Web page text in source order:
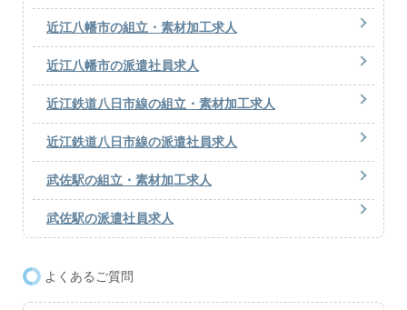
近江八幡市の組立・素材加工求人
近江八幡市の派遣社員求人
近江鉄道八日市線の組立・素材加工求人
近江鉄道八日市線の派遣社員求人
武佐駅の組立・素材加工求人
武佐駅の派遣社員求人
よくあるご質問